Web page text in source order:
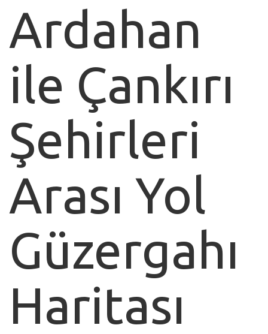
Ardahan
ile Çankırı
Şehirleri
Arası Yol
Güzergahı
Haritası